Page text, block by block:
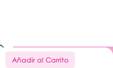
Añadir al Carrito
por Nail Center